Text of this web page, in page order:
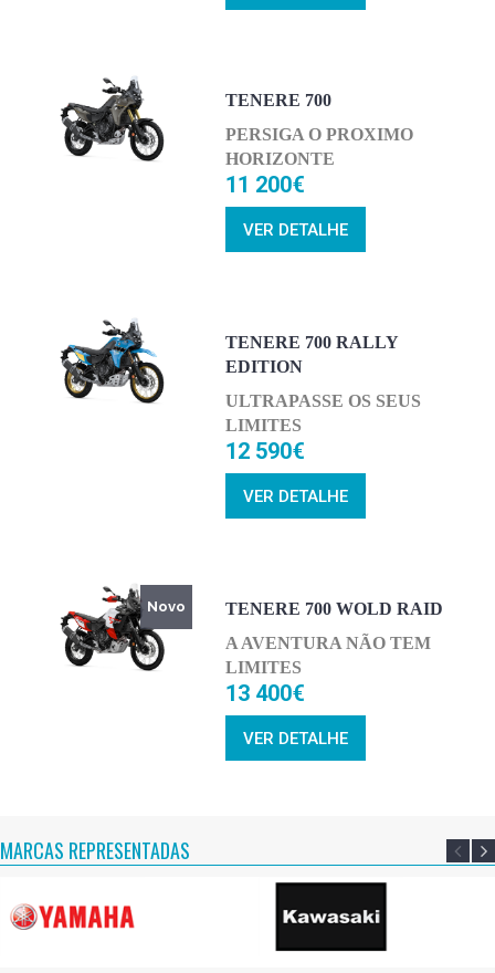
TENERE 700
PERSIGA O PROXIMO
HORIZONTE
11 200€
VER DETALHE
TENERE 700 RALLY
EDITION
ULTRAPASSE OS SEUS
LIMITES
12 590€
VER DETALHE
Novo
TENERE 700 WOLD RAID
A AVENTURA NÃO TEM
LIMITES
13 400€
VER DETALHE
MARCAS REPRESENTADAS